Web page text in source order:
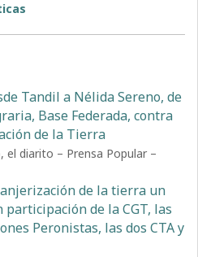
Tandil a Nélida Sereno, de
Base Federada, contra
de la Tierra
el diarito – Prensa Popular –
de la tierra un
participación de la CGT, las
Peronistas, las dos CTA y